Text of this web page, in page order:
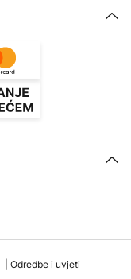
Odredbe i uvjeti